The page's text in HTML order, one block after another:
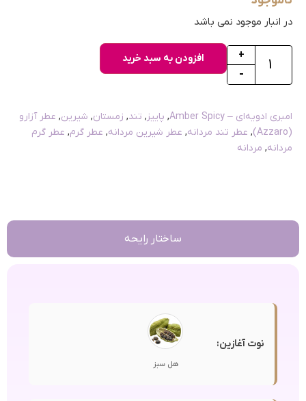
در انبار موجود نمی باشد
-
+ افزودن به سبد خرید
امبری ادویه‌ای – Amber Spicy , پاییز, تند, زمستان, شیرین, عطر آزارو
(Azzaro)
, عطر تند مردانه, عطر شیرین مردانه, عطر گرم, عطر گرم
مردانه, مردانه
ساختار رایحه
نوت آغازین:
هل سبز